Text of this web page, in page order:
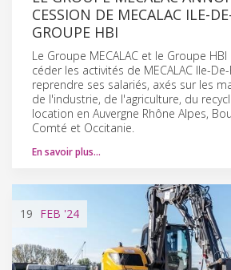
CESSION DE MECALAC ILE-
GROUPE HBI
Le Groupe MECALAC et le Groupe
céder les activités de MECALAC Ile-
reprendre ses salariés, axés sur les
de l'industrie, de l'agriculture, du
location en Auvergne Rhône Alpes,
Comté et Occitanie.
En savoir plus…
19 FEB '24